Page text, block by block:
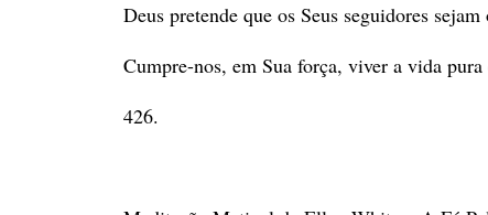
Deus pretende que os Seus seguidores
Cumpre-nos, em Sua força, viver a vida
426.